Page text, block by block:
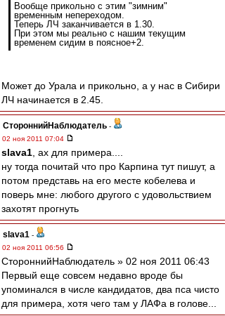
Вообще прикольно с этим "зимним"
временным непереходом.
Теперь ЛЧ заканчивается в 1.30.
При этом мы реально с нашим текущим
временем сидим в поясное+2.
Может до Урала и прикольно, а у нас в Сибири
ЛЧ начинается в 2.45.
СтороннийНаблюдатель -
02 ноя 2011 07:04
slava1 , ах для примера....
ну тогда почитай что про Карпина тут пишут, а
потом представь на его месте кобелева и
поверь мне: любого другого с удовольствием
захотят прогнуть
slava1 -
02 ноя 2011 06:56
СтороннийНаблюдатель » 02 ноя 2011 06:43
Первый еще совсем недавно вроде бы
упоминался в числе кандидатов, два пса чисто
для примера, хотя чего там у ЛАФа в голове...